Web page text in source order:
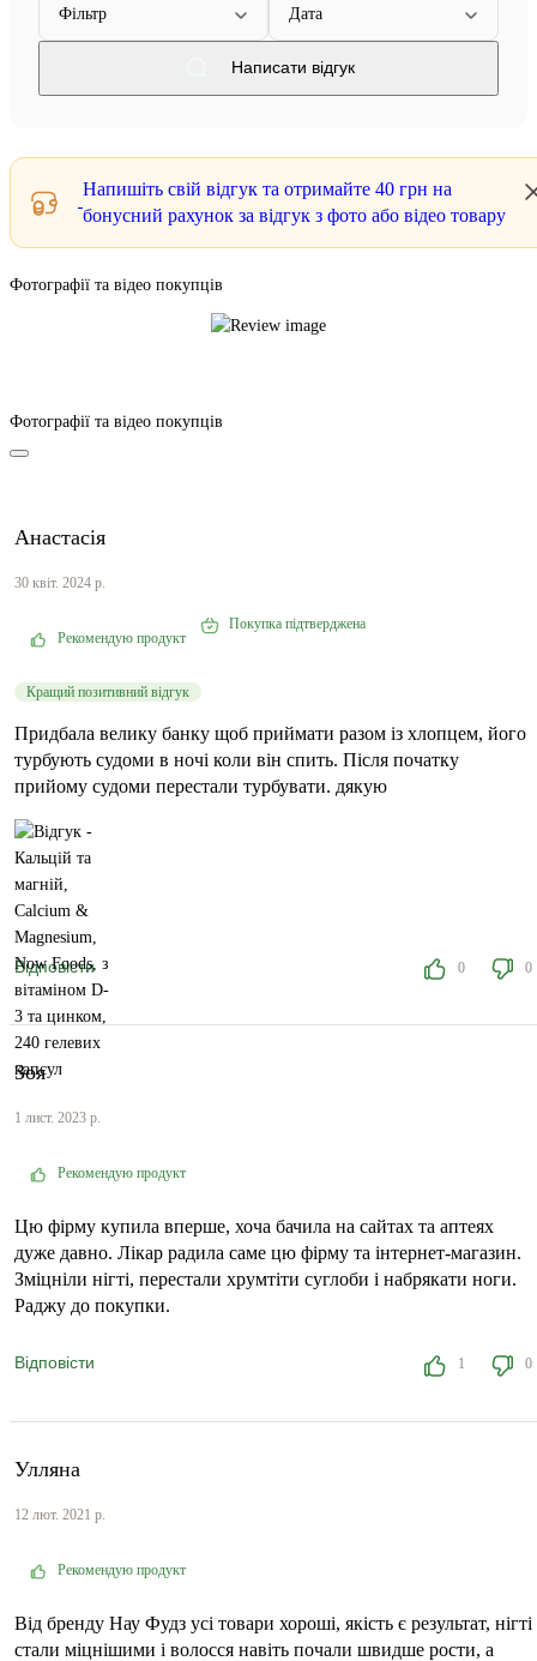
Фільтр Дата
Написати відгук
Напишіть свій відгук та отримайте 40 грн на
бонусний рахунок за відгук з фото або відео товару
Фотографії та відео покупців
Фотографії та відео покупців
Анастасія
30 квіт. 2024 р.
Рекомендую продукт
Покупка підтверджена
Кращий позитивний відгук
Придбала велику банку щоб приймати разом із хлопцем, його
турбують судоми в ночі коли він спить. Після початку
прийому судоми перестали турбувати. дякую
Відповісти 0 0
Зоя
1 лист. 2023 р.
Рекомендую продукт
Цю фірму купила вперше, хоча бачила на сайтах та аптеях
дуже давно. Лікар радила саме цю фірму та інтернет-магазин.
Зміцніли нігті, перестали хрумтіти суглоби і набрякати ноги.
Раджу до покупки.
Відповісти 1 0
Улляна
12 лют. 2021 р.
Рекомендую продукт
Від бренду Нау Фудз усі товари хороші, якість є результат, нігті
стали міцнішими і волосся навіть почали швидше рости, а